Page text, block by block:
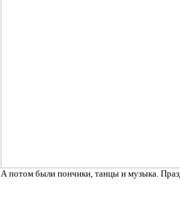
А потом были пончики, танцы и музыка.